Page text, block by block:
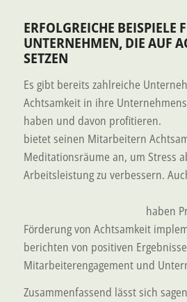
ERFOLGREICHE BEISPIELE
UNTERNEHMEN, DIE AUF
SETZEN
Es gibt bereits zahlreiche
Achtsamkeit in ihre
haben und davon profitieren.
bietet seinen Mitarbeitern
Meditationsräume an, um Stress
Arbeitsleistung zu verbessern.
haben
Förderung von Achtsamkeit
berichten von positiven
Mitarbeiterengagement und
Zusammenfassend lässt sich